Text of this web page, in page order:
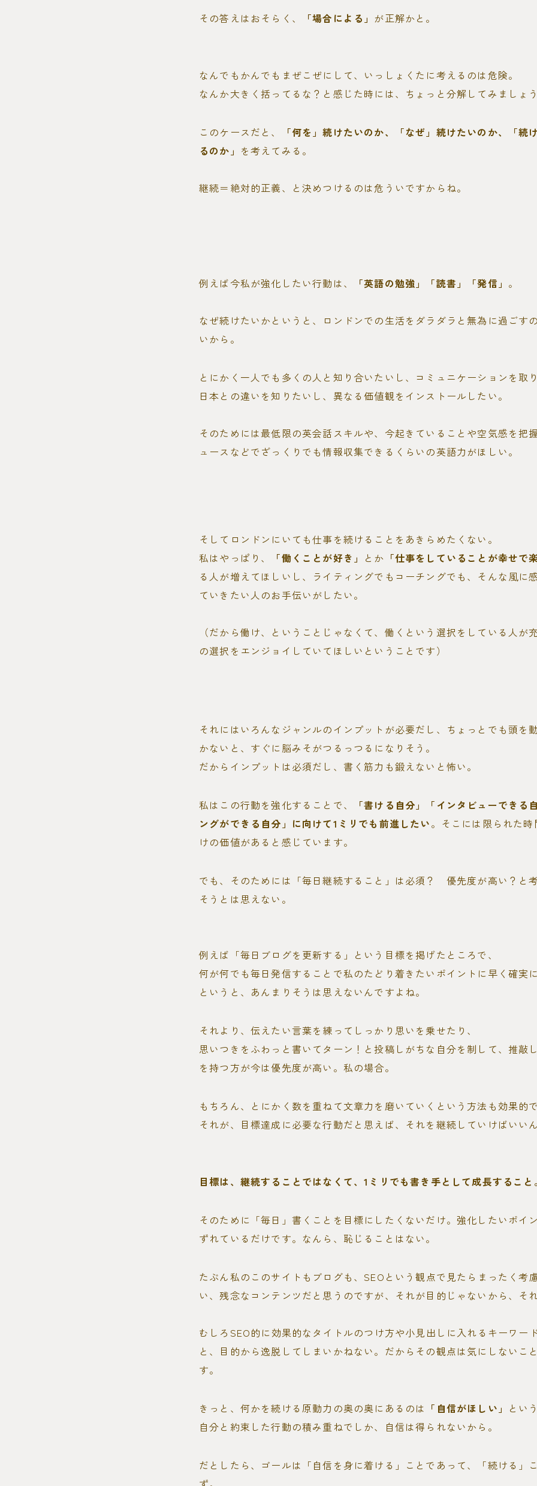
その答えはおそらく、 「場合による」 が正解かと。
なんでもかんでもまぜこぜにして、いっしょくたに考えるのは危険。
なんか大きく括ってるな？と感じた時には、ちょっと分解してみましょう
このケースだと、
「何を」続けたいのか、「なぜ」続けたいのか、「続
るのか」 を考えてみる。
継続＝絶対的正義、と決めつけるのは危ういですからね。
例えば今私が強化したい行動は、 「英語の勉強」「読書」「発信」 。
なぜ続けたいかというと、ロンドンでの生活をダラダラと無為に過ごす
いから。
とにかく一人でも多くの人と知り合いたいし、コミュニケーションを取り
日本との違いを知りたいし、異なる価値観をインストールしたい。
そのためには最低限の英会話スキルや、今起きていることや空気感を把
ュースなどでざっくりでも情報収集できるくらいの英語力がほしい。
そしてロンドンにいても仕事を続けることをあきらめたくない。
私はやっぱり、
「働くことが好き」 とか 「仕事をしていることが幸せで
る人が増えてほしいし、ライティングでもコーチングでも、そんな風に
ていきたい人のお手伝いがしたい。
（だから働け、ということじゃなくて、働くという選択をしている人が
の選択をエンジョイしていてほしいということです）
それにはいろんなジャンルのインプットが必要だし、ちょっとでも頭を
かないと、すぐに脳みそがつるっつるになりそう。
だからインプットは必須だし、書く筋力も鍛えないと怖い。
私はこの行動を強化することで、
「書ける自分」「インタビューできる
ングができる自分」に向けて1ミリでも前進したい。そこには限られた
けの価値があると感じています。
でも、そのためには「毎日継続すること」は必須？ 優先度が高い？と
そうとは思えない。
例えば「毎日ブログを更新する」という目標を掲げたところで、
何が何でも毎日発信することで私のたどり着きたいポイントに早く確実
というと、あんまりそうは思えないんですよね。
それより、伝えたい言葉を練ってしっかり思いを乗せたり、
思いつきをふわっと書いてターン！と投稿しがちな自分を制して、推敲
を持つ方が今は優先度が高い。私の場合。
もちろん、とにかく数を重ねて文章力を磨いていくという方法も効果的で
それが、目標達成に必要な行動だと思えば、それを継続していけばいいん
目標は、継続することではなくて、1ミリでも書き手として成長すること。
そのために「毎日」書くことを目標にしたくないだけ。強化したいポイ
ずれているだけです。なんら、恥じることはない。
たぶん私のこのサイトもブログも、SEOという観点で見たらまったく考
い、残念なコンテンツだと思うのですが、それが目的じゃないから、そ
むしろSEO的に効果的なタイトルのつけ方や小見出しに入れるキーワー
と、目的から逸脱してしまいかねない。だからその観点は気にしないこ
す。
きっと、何かを続ける原動力の奥の奥にあるのは 「自信がほしい」 とい
自分と約束した行動の積み重ねでしか、自信は得られないから。
だとしたら、ゴールは「自信を身に着ける」ことであって、「続ける」